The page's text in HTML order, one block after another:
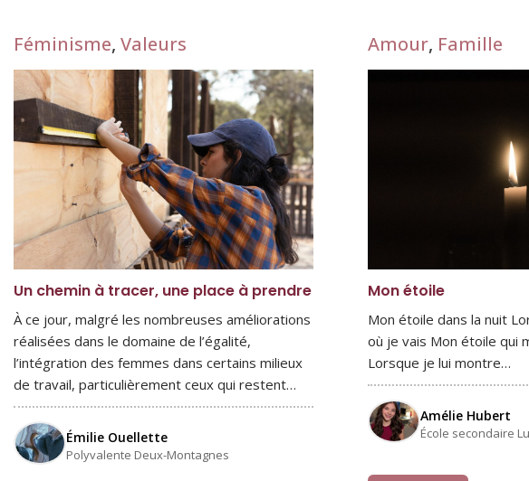
Féminisme, Valeurs
Un chemin à tracer, une place à prendre
À ce jour, malgré les nombreuses améliorations
réalisées dans le domaine de l’égalité,
l’intégration des femmes dans certains milieux
de travail, particulièrement ceux qui restent…
Émilie Ouellette
Polyvalente Deux-Montagnes
Amour, Famille
Mon étoile
Mon étoile dans la nuit
où je vais Mon étoile qui
Lorsque je lui montre…
Amélie Hubert
École secondaire